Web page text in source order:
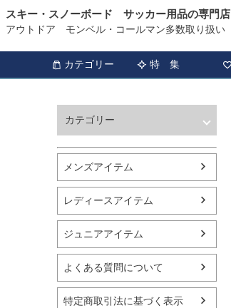
スキー・スノーボード サッカー用品の専門店
アウトドア モンベル・コールマン多数取り扱い
カテゴリー 特 集
カテゴリー
バスケットボール
シューズ
ランニング用品
スポーツアパレル
テニス
バレーボール
フィットネス用品
メンズアイテム
レディースアイテム
ジュニアアイテム
よくある質問について
特定商取引法に基づく表示